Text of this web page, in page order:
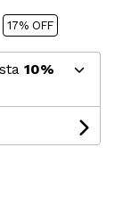
17% OFF
10%